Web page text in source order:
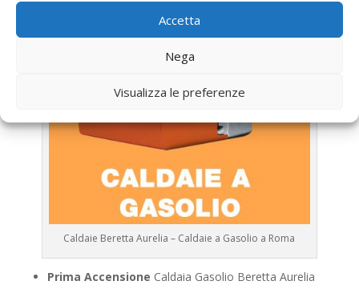
Accetta
Nega
Visualizza le preferenze
Caldaie Beretta Aurelia – Caldaie a Gasolio a Roma
Prima Accensione Caldaia Gasolio Beretta Aurelia